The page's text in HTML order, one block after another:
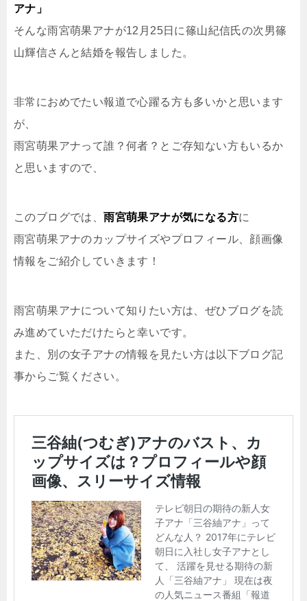
アナ」
そんな雨宮萌果アナが12月25日に篠山紀信氏の次男篠
山輝信さんと結婚を報告しました。
非常におめでたい報道で心躍る方も多いかと思います
が、
雨宮萌果アナって誰？何者？とご存知ない方もいるか
と思いますので、
このブログでは、雨宮萌果アナが気になる方に
雨宮萌果アナのカップサイズやプロフィール、顔画像
情報 をご紹介していきます！
雨宮萌果アナについて知りたい方は、ぜひブログを読
み進めていただけたらと幸いです。
また、別の女子アナの情報を見たい方は以下ブログ記
事からご覧ください。